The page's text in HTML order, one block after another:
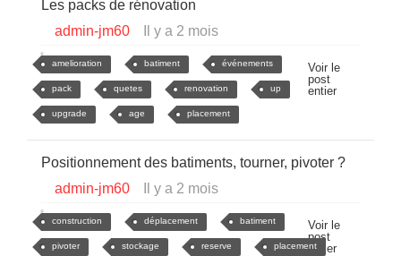
Les packs de rénovation
admin-jm60
Il y a 2 mois
amelioration batiment événements
pack quetes renovation up
upgrade age placement
Voir le
post
entier
Positionnement des batiments, tourner, pivoter ?
admin-jm60
Il y a 2 mois
construction déplacement batiment
pivoter stockage reserve placement
Voir le
post
entier